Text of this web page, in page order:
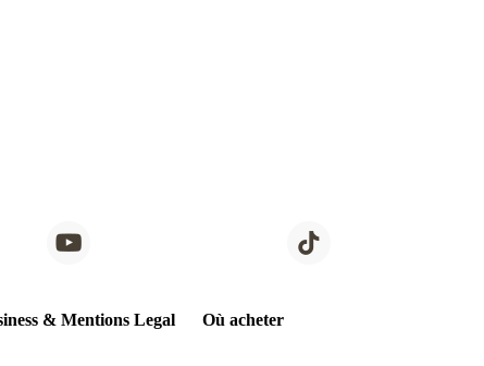
& Mentions Legal Où acheter